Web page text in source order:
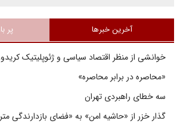
آخرین خبرها پر
خوانشی از منظر اقتصاد سیاسی و ژئوپلیتیک
«محاصره در برابر محاصره»
سه خطای راهبردی تهران
گذار خزر از «حاشیه امن» به «فضای بازدارندگی